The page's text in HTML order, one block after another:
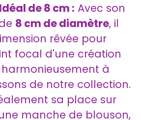
de 8 cm : Avec son
8 cm de diamètre, il
rêvée pour
focal d'une création
à
de notre collection.
sa place sur
manche de blouson,